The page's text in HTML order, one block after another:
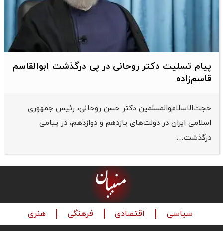
پیام تسلیت دکتر روحانی در پی درگذشت ابوالقاسم
قاسم‌زاده
حجت‌الاسلام‌والمسلمین دکتر حسن روحانی، رئیس جمهوری
اسلامی ایران در دولت‌های یازدهم و دوازدهم، در پیامی
درگذشت…
سیاسی اقتصادی فرهنگی هنری